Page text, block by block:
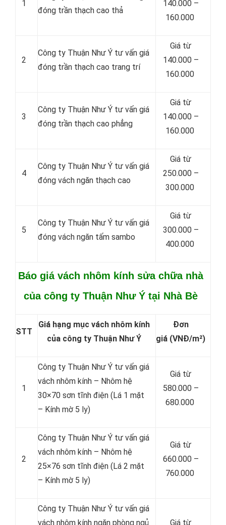
1
đóng trần thạch cao thả
140.000 –
160.000
2
Công ty Thuận Như Ý tư vấn giá
đóng trần thạch cao trang trí
Giá từ
140.000 –
160.000
3
Công ty Thuận Như Ý tư vấn giá
đóng trần thạch cao phẳng
Giá từ
140.000 –
160.000
4
Công ty Thuận Như Ý tư vấn giá
đóng vách ngăn thạch cao
Giá từ
250.000 –
300.000
5
Công ty Thuận Như Ý tư vấn giá
đóng vách ngăn tấm sambo
Giá từ
300.000 –
400.000
Báo giá vách nhôm kính sửa chữa nhà
của công ty Thuận Như Ý tại Nhà Bè
STT
Giá hạng mục vách nhôm kính
của công ty Thuận Như Ý
Đơn
giá (VNĐ/m²)
1
Công ty Thuận Như Ý tư vấn giá
vách nhôm kính – Nhôm hệ
30×70 sơn tĩnh điện (Lá 1 mặt
– Kính mờ 5 ly)
Giá từ
580.000 –
680.000
2
Công ty Thuận Như Ý tư vấn giá
vách nhôm kính – Nhôm hệ
25×76 sơn tĩnh điện (Lá 2 mặt
– Kính mờ 5 ly)
Giá từ
660.000 –
760.000
Công ty Thuận Như Ý tư vấn giá
vách nhôm kính ngăn phòng ngủ
Giá từ